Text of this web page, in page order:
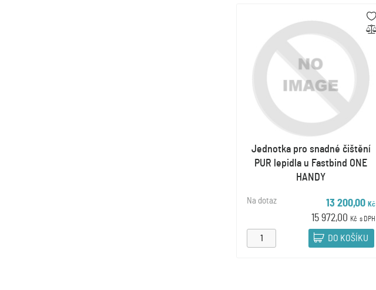
Jednotka pro snadné čištění
PUR lepidla u Fastbind ONE
HANDY
Na dotaz 13 200,00 Kč
15 972,00 Kč s DPH
DO KOŠÍKU